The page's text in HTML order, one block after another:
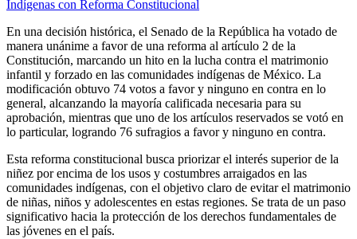
En una decisión histórica, el Senado de la República ha votado de
manera unánime a favor de una reforma al artículo 2 de la
Constitución, marcando un hito en la lucha contra el matrimonio
infantil y forzado en las comunidades indígenas de México. La
modificación obtuvo 74 votos a favor y ninguno en contra en lo
general, alcanzando la mayoría calificada necesaria para su
aprobación, mientras que uno de los artículos reservados se votó en
lo particular, logrando 76 sufragios a favor y ninguno en contra.
Esta reforma constitucional busca priorizar el interés superior de la
niñez por encima de los usos y costumbres arraigados en las
comunidades indígenas, con el objetivo claro de evitar el matrimonio
de niñas, niños y adolescentes en estas regiones. Se trata de un paso
significativo hacia la protección de los derechos fundamentales de
las jóvenes en el país.